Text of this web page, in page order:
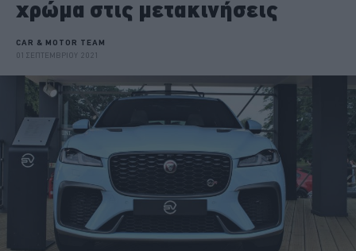
χρώμα στις μετακινήσεις
CAR & MOTOR TEAM
01 ΣΕΠΤΕΜΒΡΙΟΥ 2021